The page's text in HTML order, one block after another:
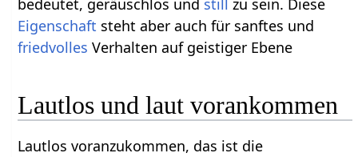
bedeutet, geräuschlos und still zu sein. Diese
Eigenschaft steht aber auch für sanftes und
friedvolles Verhalten auf geistiger Ebene
Lautlos und laut vorankommen
Lautlos voranzukommen, das ist die